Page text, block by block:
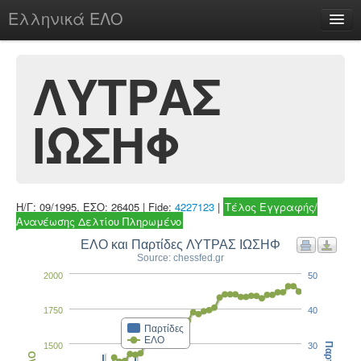
Ελληνικά ΕΛΟ
chesstu.be @ discord
Login
ΛΥΤΡΑΣ
ΙΩΣΗΦ
Η/Γ: 09/1995, ΕΣΟ: 26405 | Fide: 4227123 | Τέλος Εγγραφής/
Ανανέωσης Δελτίου Πληρωμένο
ΕΛΟ και Παρτίδες ΛΥΤΡΑΣ ΙΩΣΗΦ
Source: chessfed.gr
Παρτίδες
ΕΛΟ
1500
1750
2000
30
40
50